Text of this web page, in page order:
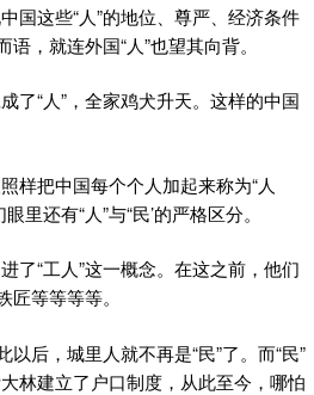
国这些“人”的地位、尊严、经济条件
，就连外国“人”也望其向背。
了“人”，全家鸡犬升天。这样的中国
样把中国每个个人加起来称为“人
里还有“人”与“民’的严格区分。
了“工人”这一概念。在这之前，他们
匠等等等等。
以后，城里人就不再是“民”了。而“民”
林建立了户口制度，从此至今，哪怕